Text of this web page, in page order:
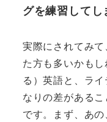
グを練習してし
実際にされてみ
た方も多いかも
る）英語と、ラ
なりの差がある
です。まず、あ